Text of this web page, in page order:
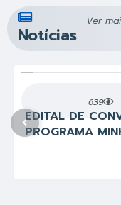
Notícias
Ver
EDITAL DE
PROGRAMA
639